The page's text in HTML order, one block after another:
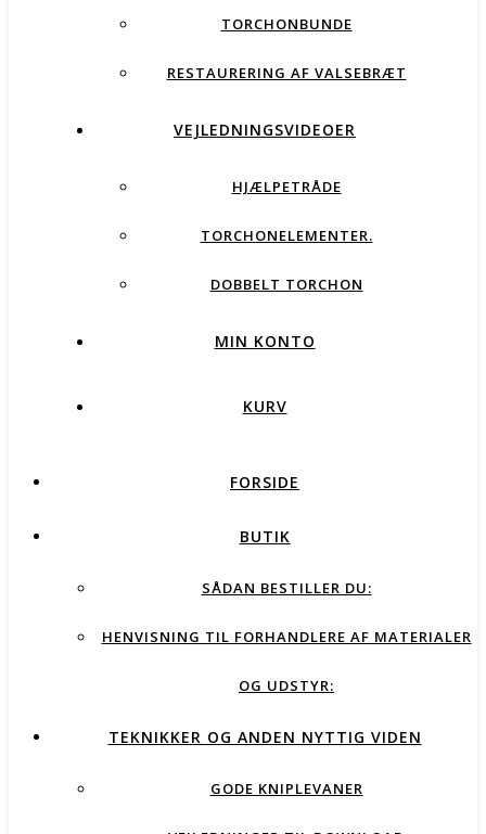
TORCHONBUNDE
RESTAURERING AF VALSEBRÆT
VEJLEDNINGSVIDEOER
HJÆLPETRÅDE
TORCHONELEMENTER.
DOBBELT TORCHON
MIN KONTO
KURV
FORSIDE
BUTIK
SÅDAN BESTILLER DU:
HENVISNING TIL FORHANDLERE AF MATERIALER
OG UDSTYR:
TEKNIKKER OG ANDEN NYTTIG VIDEN
GODE KNIPLEVANER